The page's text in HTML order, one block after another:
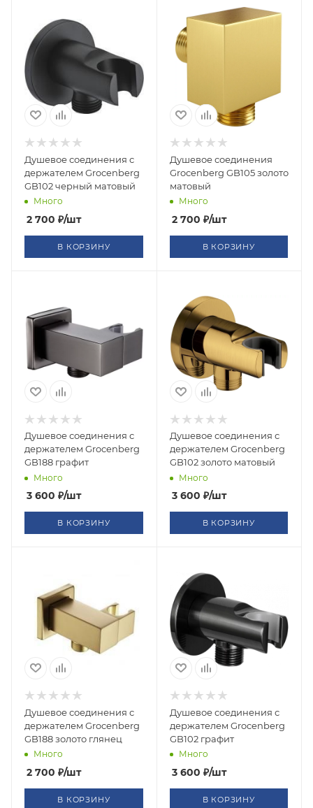
Душевое соединения с
держателем Grocenberg
GB102 черный матовый
Много
2 700 ₽/шт
В КОРЗИНУ
Душевое соединения
Grocenberg GB105 золото
матовый
Много
2 700 ₽/шт
В КОРЗИНУ
Душевое соединения с
держателем Grocenberg
GB188 графит
Много
3 600 ₽/шт
В КОРЗИНУ
Душевое соединения с
держателем Grocenberg
GB102 золото матовый
Много
3 600 ₽/шт
В КОРЗИНУ
Душевое соединения с
держателем Grocenberg
GB188 золото глянец
Много
2 700 ₽/шт
В КОРЗИНУ
Душевое соединения с
держателем Grocenberg
GB102 графит
Много
3 600 ₽/шт
В КОРЗИНУ